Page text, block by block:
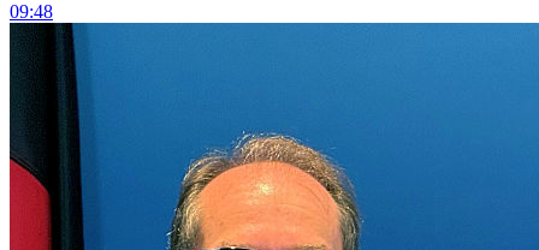
09:48